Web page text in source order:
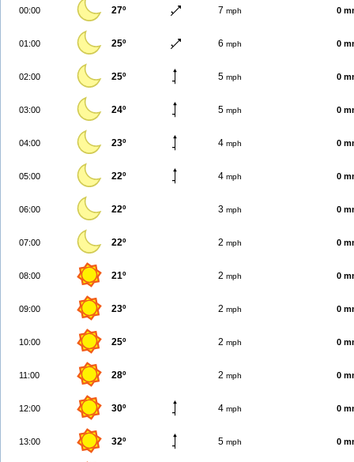
00:00 27º 7 mph 0
01:00 25º 6 mph 0
02:00 25º 5 mph 0
03:00 24º 5 mph 0
04:00 23º 4 mph 0
05:00 22º 4 mph 0
06:00 22º 3 mph 0
07:00 22º 2 mph 0
08:00 21º 2 mph 0
09:00 23º 2 mph 0
10:00 25º 2 mph 0
11:00 28º 2 mph 0
12:00 30º 4 mph 0
13:00 32º 5 mph 0